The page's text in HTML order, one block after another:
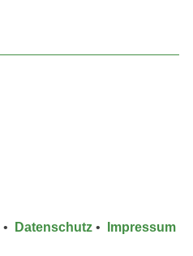
• Datenschutz• Impressum